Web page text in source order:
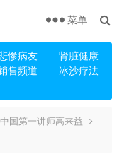
惨病友
肾脏健康
售频道
冰沙疗法
菜单
国第一讲师高来益